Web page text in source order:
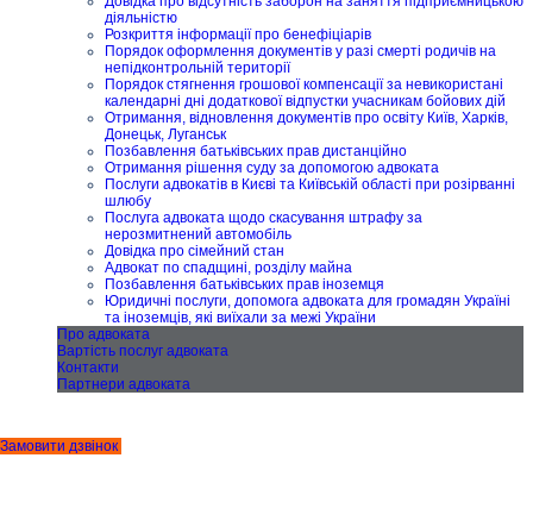
Замовити дзвінок
діяльністю
Розкриття інформації про бенефіціарів
Порядок оформлення документів у разі смерті родичів на
непідконтрольній території
Порядок стягнення грошової компенсації за невикористані
календарні дні додаткової відпустки учасникам бойових дій
Отримання, відновлення документів про освіту Київ, Харків,
Донецьк, Луганськ
Позбавлення батьківських прав дистанційно
Отримання рішення суду за допомогою адвоката
Послуги адвокатів в Києві та Київській області при розірванні
шлюбу
Послуга адвоката щодо скасування штрафу за
нерозмитнений автомобіль
Довідка про сімейний стан
Адвокат по спадщині, розділу майна
Позбавлення батьківських прав іноземця
Юридичні послуги, допомога адвоката для громадян Україні
та іноземців, які виїхали за межі України
Про адвоката
Вартість послуг адвоката
Контакти
Партнери адвоката